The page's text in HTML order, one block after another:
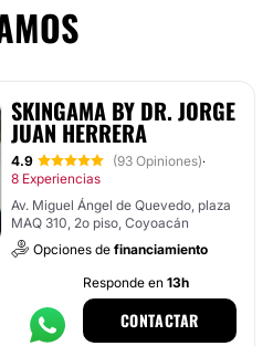
SKINGAMA BY DR. JORGE
JUAN HERRERA
4.9 (93 Opiniones)·
8 Experiencias
Av. Miguel Ángel de Quevedo, plaza
MAQ 310, 2o piso, Coyoacán
Opciones de financiamiento
Responde en 13h
CONTACTAR